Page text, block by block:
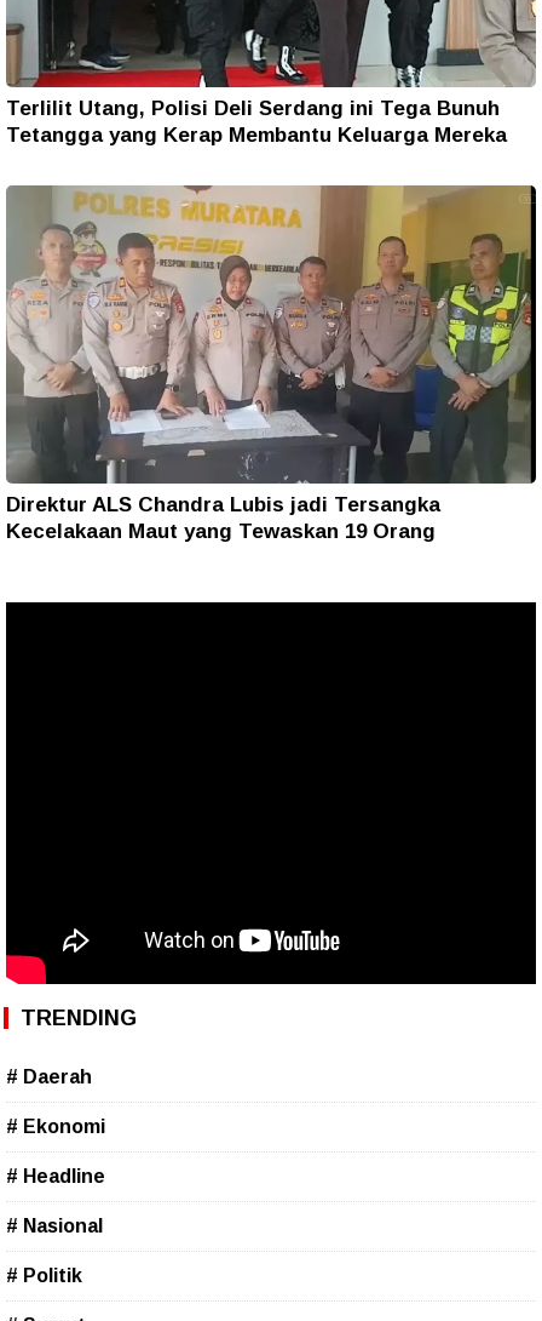
Terlilit Utang, Polisi Deli Serdang ini Tega Bunuh
Tetangga yang Kerap Membantu Keluarga Mereka
Direktur ALS Chandra Lubis jadi Tersangka
Kecelakaan Maut yang Tewaskan 19 Orang
TRENDING
# Daerah
# Ekonomi
# Headline
# Nasional
# Politik